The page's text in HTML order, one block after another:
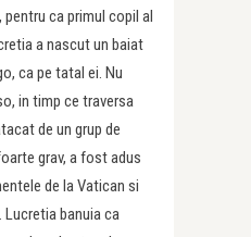
ca primul copil al
a nascut un baiat
ca pe tatal ei. Nu
in timp ce traversa
de un grup de
grav, a fost adus
de la Vatican si
banuia ca